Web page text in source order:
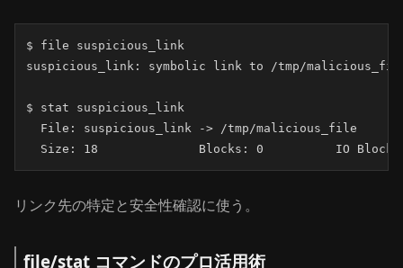
$ file suspicious_link
suspicious_link: symbolic link to /tmp/
$ stat suspicious_link
  File: suspicious_link -> /tmp/malicious_file
Size: 18        	Blocks: 0
リンク先の特定と安全性確認に使う。
file/stat コマンドのプロ活用術